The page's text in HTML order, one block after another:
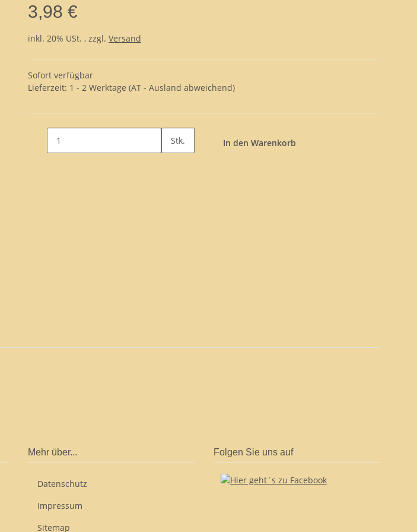
3,98 €
inkl. 20% USt. , zzgl. Versand
Sofort verfügbar
Lieferzeit: 1 - 2 Werktage (AT - Ausland abweichend)
Stk. In den Warenkorb
Mehr über...
Datenschutz
Impressum
Sitemap
Folgen Sie uns auf